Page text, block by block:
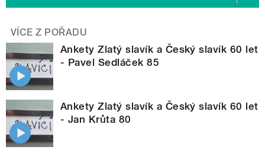
VÍCE Z POŘADU
Ankety Zlatý slavík a Český slavík 60 let
- Pavel Sedláček 85
Ankety Zlatý slavík a Český slavík 60 let
- Jan Krůta 80